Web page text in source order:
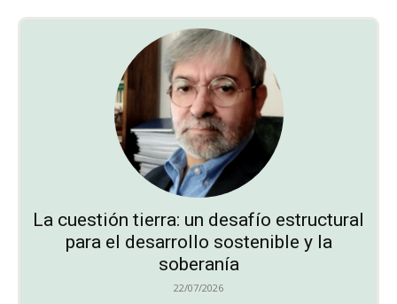
La cuestión tierra: un desafío estructural
para el desarrollo sostenible y la
soberanía
22/07/2026